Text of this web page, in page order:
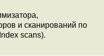
и сканирований по
scans).